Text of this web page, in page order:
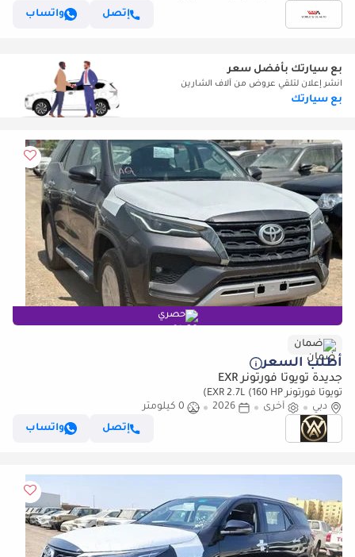
إتصل
واتساب
بع سيارتك بأفضل سعر
انشر إعلان لتلقي عروض من آلاف الشارين
بع سيارتك
حصري
ضمان
أطلب السعر
جديدة تويوتا فورتونر EXR
تويوتا فورتونر EXR 2.7L (160 HP)
دبي
أخرى 2026
0 كيلومتر
إتصل
واتساب